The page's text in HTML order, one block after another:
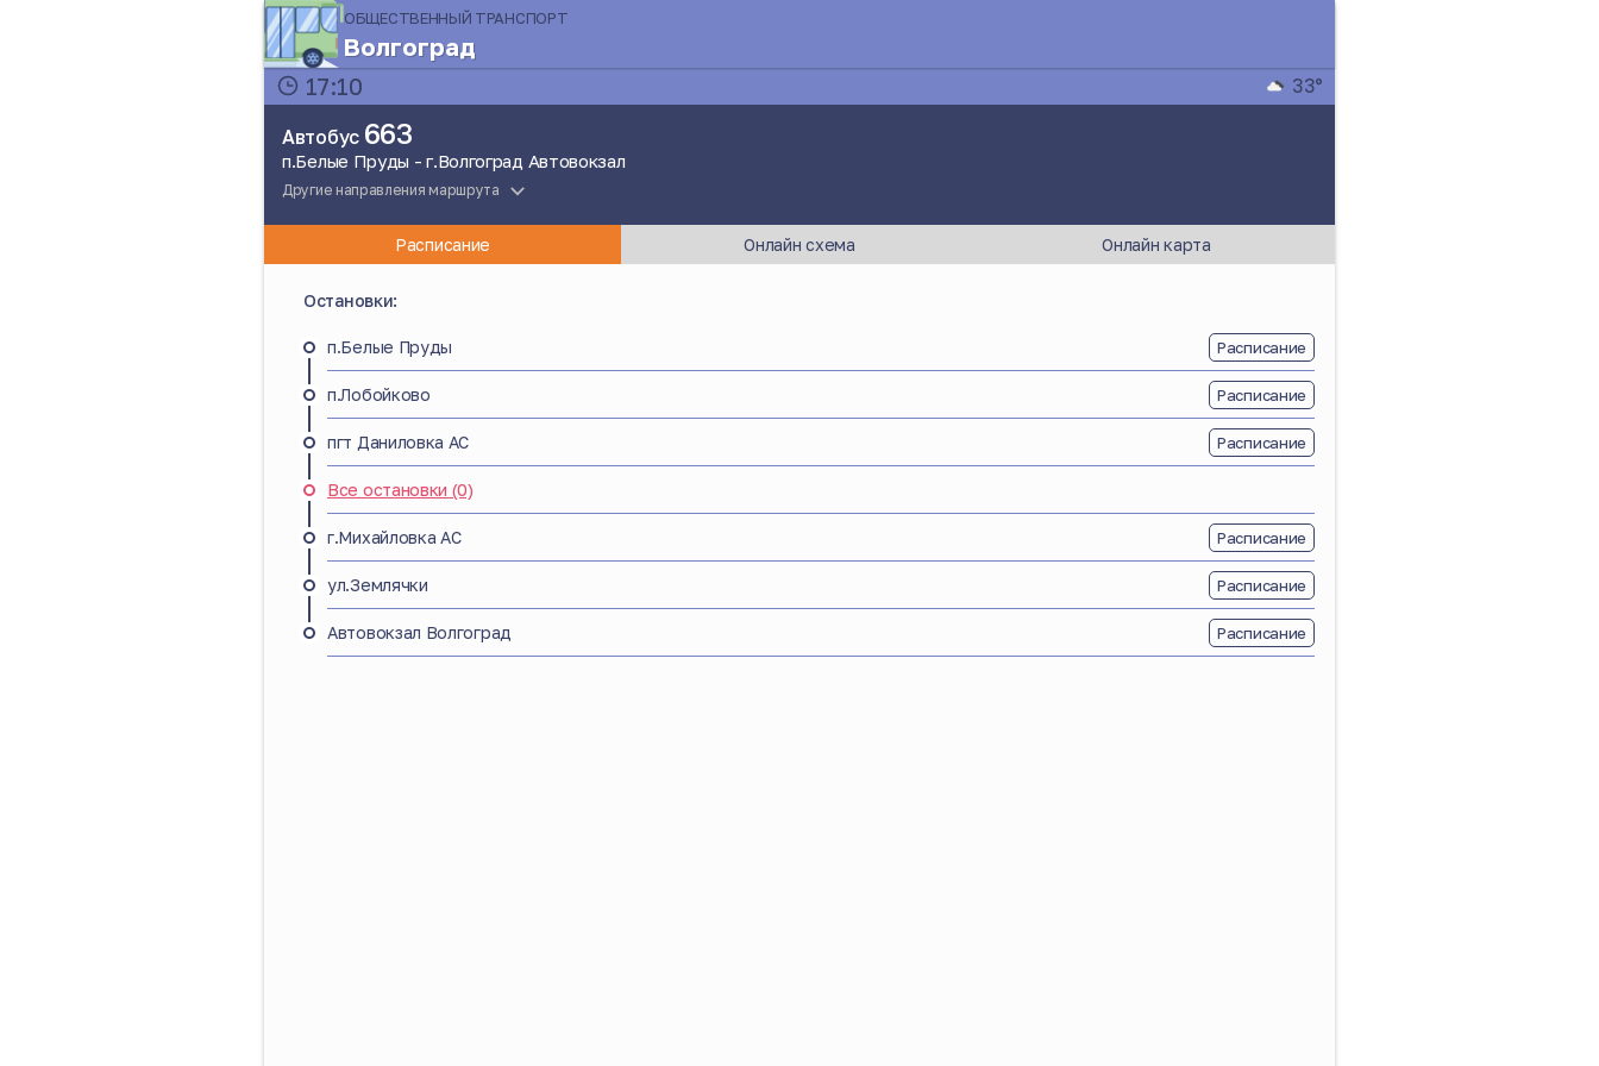
ОБЩЕСТВЕННЫЙ ТРАНСПОРТ
Волгоград
17:10
33°
Автобус 663
п.Белые Пруды - г.Волгоград Автовокзал
Другие направления маршрута
Расписание Онлайн схема Онлайн карта
Остановки:
п.Белые Пруды Расписание
п.Лобойково Расписание
пгт Даниловка АС Расписание
Все остановки (0)
г.Михайловка АС Расписание
ул.Землячки Расписание
Автовокзал Волгоград Расписание